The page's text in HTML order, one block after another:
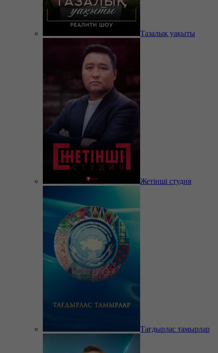
Тазалық уақыты
Жетінші студия
Тағдырлас тамырлар